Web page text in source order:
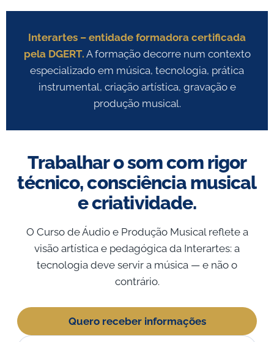
Interartes – entidade formadora certificada
pela DGERT. A formação decorre num contexto
especializado em música, tecnologia, prática
instrumental, criação artística, gravação e
produção musical.
Trabalhar o som com rigor
técnico, consciência musical
e criatividade.
O Curso de Áudio e Produção Musical reflete a
visão artística e pedagógica da Interartes: a
tecnologia deve servir a música — e não o
contrário.
Quero receber informações